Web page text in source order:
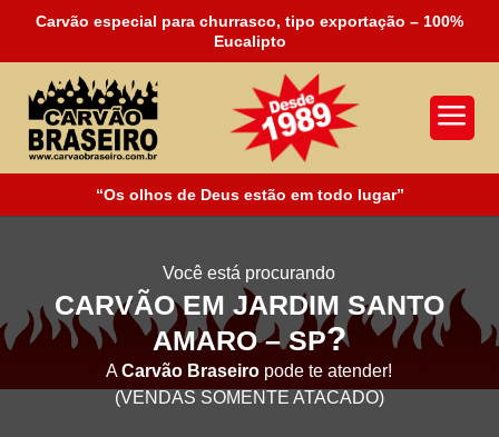
Carvão especial para churrasco, tipo exportação – 100%
Eucalipto
a
“Os olhos de Deus estão em todo lugar”
Você está procurando
CARVÃO EM JARDIM SANTO
AMARO – SP?
ACarvão Braseiro pode te atender!
(VENDAS SOMENTE ATACADO)